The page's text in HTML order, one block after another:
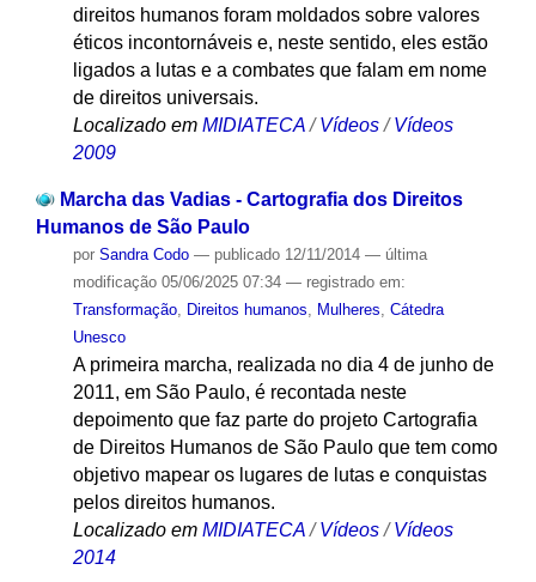
direitos humanos foram moldados sobre valores
éticos incontornáveis e, neste sentido, eles estão
ligados a lutas e a combates que falam em nome
de direitos universais.
Localizado em MIDIATECA /Vídeos /Vídeos
2009
Marcha das Vadias - Cartografia dos Direitos
Humanos de São Paulo
por Sandra Codo — publicado12/11/2014 — última
modificação05/06/2025 07:34 — registrado em:
Transformação, Direitos humanos Mulheres Cátedra
Unesco
A primeira marcha, realizada no dia 4 de junho de
2011, em São Paulo, é recontada neste
depoimento que faz parte do projeto Cartografia
de Direitos Humanos de São Paulo que tem como
objetivo mapear os lugares de lutas e conquistas
pelos direitos humanos.
Localizado em MIDIATECA /Vídeos /Vídeos
2014